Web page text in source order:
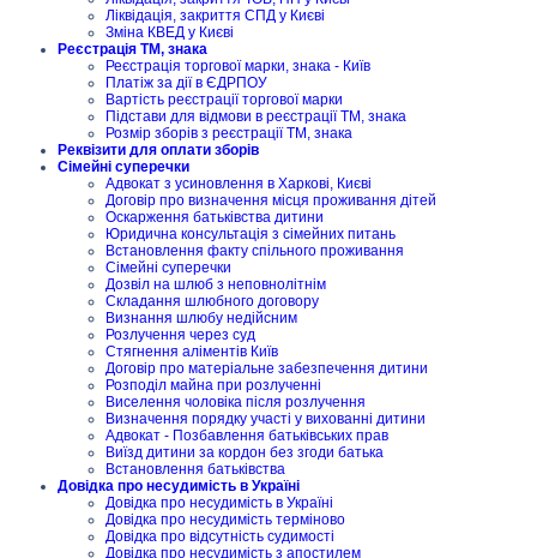
Ліквідація, закриття СПД у Києві
Зміна КВЕД у Києві
Реєстрація ТМ, знака
Реєстрація торгової марки, знака - Київ
Платіж за дії в ЄДРПОУ
Вартість реєстрації торгової марки
Підстави для відмови в реєстрації ТМ, знака
Розмір зборів з реєстрації ТМ, знака
Реквізити для оплати зборів
Сімейні суперечки
Адвокат з усиновлення в Харкові, Києві
Договір про визначення місця проживання дітей
Оскарження батьківства дитини
Юридична консультація з сімейних питань
Встановлення факту спільного проживання
Сімейні суперечки
Дозвіл на шлюб з неповнолітнім
Складання шлюбного договору
Визнання шлюбу недійсним
Розлучення через суд
Стягнення аліментів Київ
Договір про матеріальне забезпечення дитини
Розподіл майна при розлученні
Виселення чоловіка після розлучення
Визначення порядку участі у вихованні дитини
Адвокат - Позбавлення батьківських прав
Виїзд дитини за кордон без згоди батька
Встановлення батьківства
Довідка про несудимість в Україні
Довідка про несудимість в Україні
Довідка про несудимість терміново
Довідка про відсутність судимості
Довідка про несудимість з апостилем